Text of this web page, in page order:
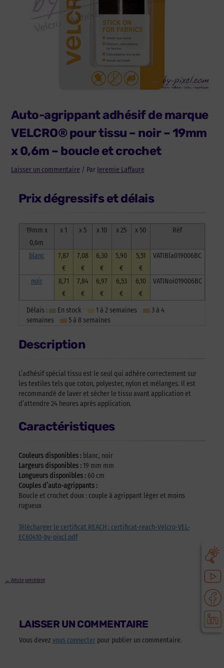
Auto-agrippant adhésif de marque
VELCRO® pour tissu – noir – 19mm
x 0,6m – boucle et crochet
Laisser un commentaire / Par Jeremie Laffaure
Prix dégressifs et délais
19mm x
0,6m
x 1 x 5 x 10 x 25 x 50 Réf
blanc
7,87
€
7,08
€
6,30
€
5,90
€
5,51
€
VATIBla019006BC
noir
8,71
€
7,84
€
6,97
€
6,53
€
6,10
€
VATINoi019006BC
Délais : En stock 1 à 2 semaines
3 à 4
semaines
5 à 8 semaines
Description
L’adhésif spécial tissu est le seul qui adhère correctement sur
les textiles tels que coton, polyester, nylon et mélanges. Il est
recommandé de laver et sécher le tissu avant application et
d’attendre 24 heures après application.
Caractéristiques
Couleurs disponibles : blanc, noir
Largeurs disponibles : 19 mm mm
Longueurs disponibles : 60 cm
Couples d’auto-agrippants :
Boucle et crochet doux : couple à agrippant léger et moins
rugueux
Télécharger le certificat REACH : certificat-reach-Velcro-VEL-
EC60410-by-pixcl.pdf
← Article précédent
LAISSER UN COMMENTAIRE
Vous devez vous connecterpour publier un commentaire.